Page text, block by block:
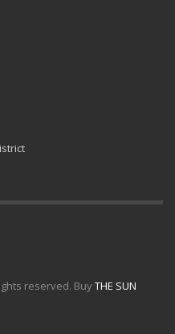
reserved. BuyTHE SUN